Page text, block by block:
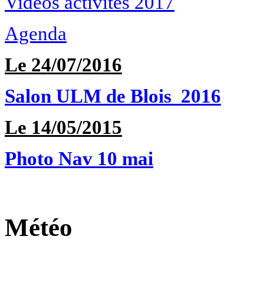
Agenda
Le 24/07/2016
Salon ULM de Blois 2016
Le 14/05/2015
Photo Nav 10 mai
Météo